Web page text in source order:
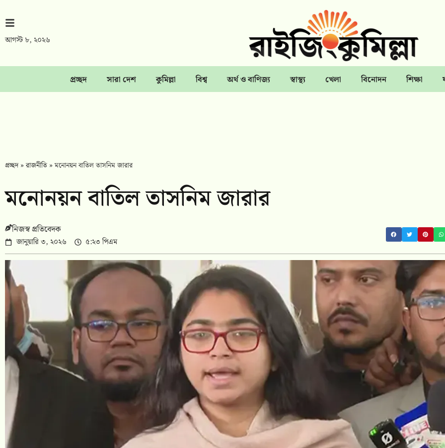
আগস্ট ৮, ২০২৬
প্রচ্ছদ সারা দেশ কুমিল্লা বিশ্ব অর্থ ও বাণিজ্য স্বাস্থ্য খেলা বিনোদন শিক্ষা
প্রচ্ছদ»রাজনীতি »মনোনয়ন বাতিল তাসনিম জারার
মনোনয়ন বাতিল তাসনিম জারার
নিজস্ব প্রতিবেদক
জানুয়ারি ৩, ২০২৬ ৫:২৩ পিএম